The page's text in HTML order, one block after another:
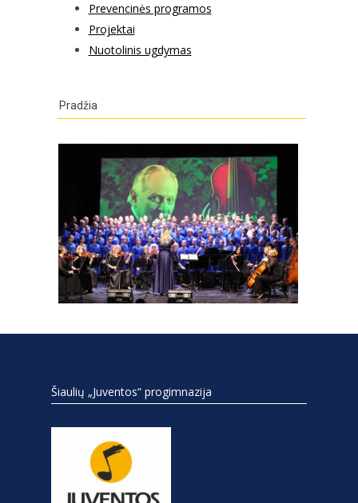
Prevencinės programos
Projektai
Nuotolinis ugdymas
Pradžia
Šiaulių „Juventos“ progimnazija